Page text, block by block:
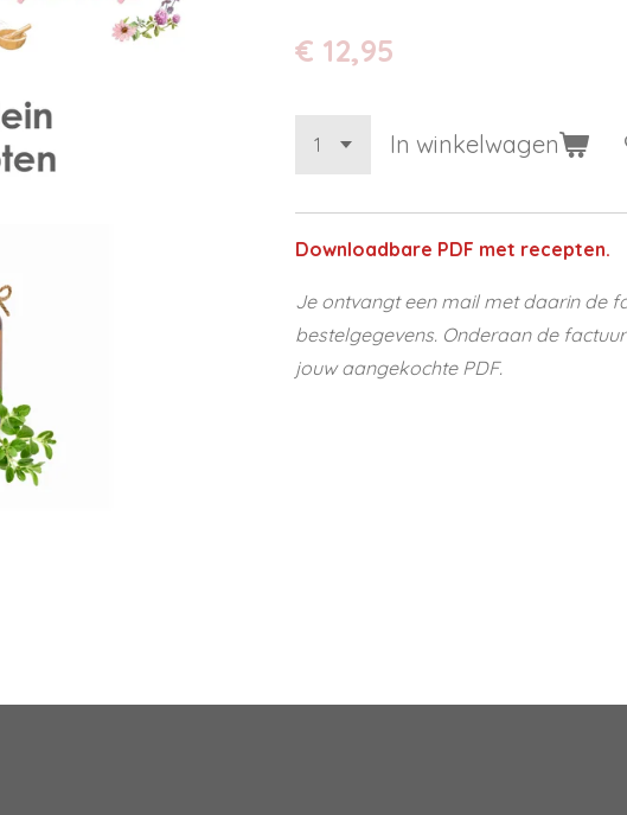
€ 12,95
In winkelwagen
Downloadbare PDF met recepten.
Je ontvangt een mail met daarin de
bestelgegevens. Onderaan de
jouw aangekochte PDF.